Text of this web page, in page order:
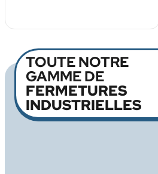
TOUTE NOTRE
GAMME DE
FERMETURES
INDUSTRIELLES